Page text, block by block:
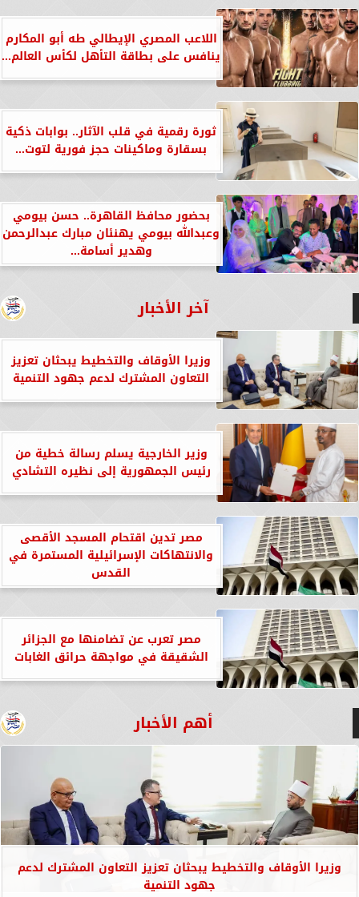
اللاعب المصري الإيطالي طه أبو المكارم
ينافس على بطاقة التأهل لكأس العالم...
ثورة رقمية في قلب الآثار.. بوابات ذكية
بسقارة وماكينات حجز فورية لتوت...
بحضور محافظ القاهرة.. حسن بيومي
وعبدالله بيومي يهنئان مبارك عبدالرحمن
وهدير أسامة...
آخر الأخبار
وزيرا الأوقاف والتخطيط يبحثان تعزيز
التعاون المشترك لدعم جهود التنمية
وزير الخارجية يسلم رسالة خطية من
رئيس الجمهورية إلى نظيره التشادي
مصر تدين اقتحام المسجد الأقصى
والانتهاكات الإسرائيلية المستمرة في
القدس
مصر تعرب عن تضامنها مع الجزائر
الشقيقة في مواجهة حرائق الغابات
أهم الأخبار
وزيرا الأوقاف والتخطيط يبحثان تعزيز التعاون المشترك لدعم
جهود التنمية